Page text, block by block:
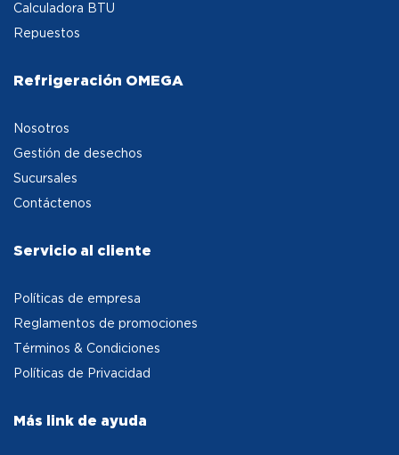
Calculadora BTU
Repuestos
Refrigeración OMEGA
Nosotros
Gestión de desechos
Sucursales
Contáctenos
Servicio al cliente
Políticas de empresa
Reglamentos de promociones
Términos & Condiciones
Políticas de Privacidad
Más link de ayuda